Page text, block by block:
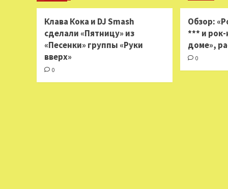
Клава Кока и DJ Smash
сделали «Пятницу» из
«Песенки» группы «Руки
вверх»
0
Обзор:
*** и
доме»,
0